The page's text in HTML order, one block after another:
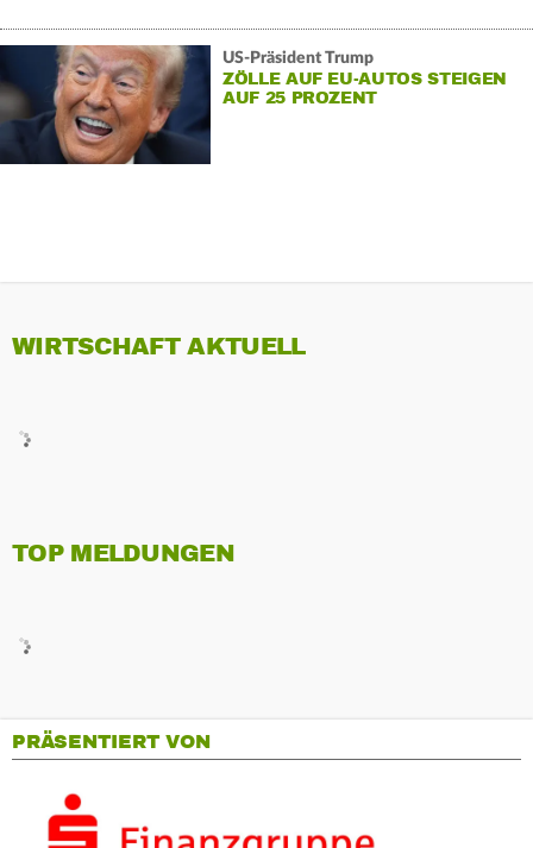
US-Präsident Trump
ZÖLLE AUF EU-AUTOS STEIGEN
AUF 25 PROZENT
WIRTSCHAFT AKTUELL
TOP MELDUNGEN
PRÄSENTIERT VON